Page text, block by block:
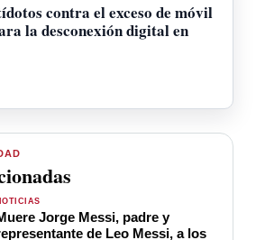
contra el exceso de móvil
la desconexión digital en
Jorge Messi, padre y
de Leo Messi, a los